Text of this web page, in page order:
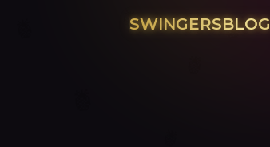
SWINGERSBLOG